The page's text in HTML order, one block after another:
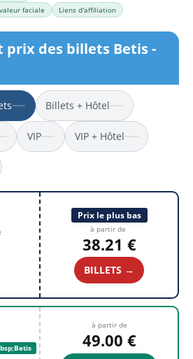
faciale
Liens d'affiliation
des billets Betis -
Billets + Hôtel
VIP VIP + Hôtel
Prix le plus bas
à partir de
38.21 €
BILLETS →
à partir de
49.00 €